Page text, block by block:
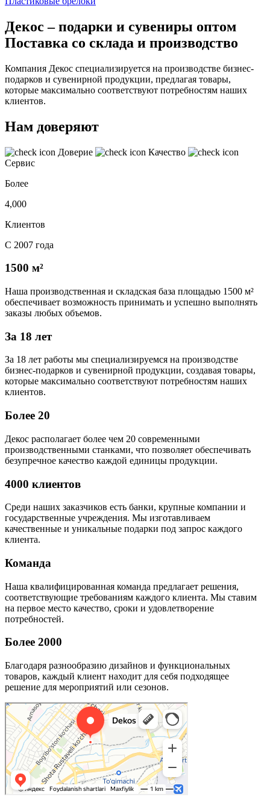
Декос – подарки и сувениры оптом
Поставка со склада и производство
Компания Декос специализируется на производстве бизнес-
подарков и сувенирной продукции, предлагая товары,
которые максимально соответствуют потребностям наших
клиентов.
Нам доверяют
Доверие
Качество
Сервис
Более
4,000
Клиентов
С 2007 года
1500 м²
Наша производственная и складская база площадью 1500 м²
обеспечивает возможность принимать и успешно выполнять
заказы любых объемов.
За 18 лет
За 18 лет работы мы специализируемся на производстве
бизнес-подарков и сувенирной продукции, создавая товары,
которые максимально соответствуют потребностям наших
клиентов.
Более 20
Декос располагает более чем 20 современными
производственными станками, что позволяет обеспечивать
безупречное качество каждой единицы продукции.
4000 клиентов
Среди наших заказчиков есть банки, крупные компании и
государственные учреждения. Мы изготавливаем
качественные и уникальные подарки под запрос каждого
клиента.
Команда
Наша квалифицированная команда предлагает решения,
соответствующие требованиям каждого клиента. Мы ставим
на первое место качество, сроки и удовлетворение
потребностей.
Более 2000
Благодаря разнообразию дизайнов и функциональных
товаров, каждый клиент находит для себя подходящее
решение для мероприятий или сезонов.